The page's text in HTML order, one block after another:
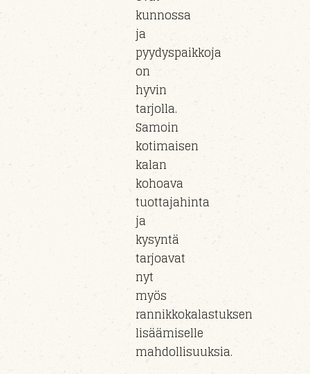
kunnossa
ja
pyydyspaikkoja
on
hyvin
tarjolla.
Samoin
kotimaisen
kalan
kohoava
tuottajahinta
ja
kysyntä
tarjoavat
nyt
myös
rannikkokalastuksen
lisäämiselle
mahdollisuuksia.